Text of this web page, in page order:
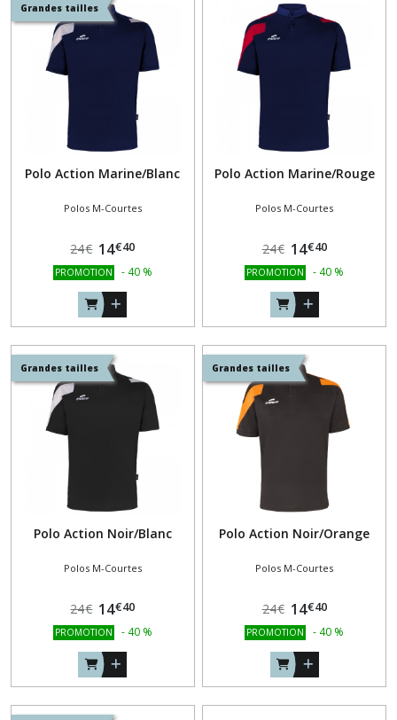
Grandes tailles
Polo Action Marine/Blanc
Polos M-Courtes
24€ 14€40
PROMOTION - 40 %
Polo Action Marine/Rouge
Polos M-Courtes
24€ 14€40
PROMOTION - 40 %
Grandes tailles
Polo Action Noir/Blanc
Polos M-Courtes
24€ 14€40
PROMOTION - 40 %
Grandes tailles
Polo Action Noir/Orange
Polos M-Courtes
24€ 14€40
PROMOTION - 40 %
SWEAT
COL
DE
SHIRTS
Afficher
les
résultats